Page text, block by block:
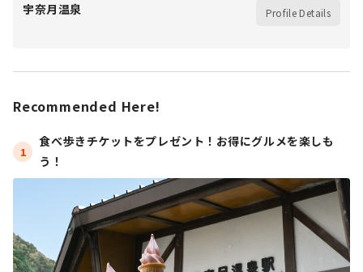
宇奈月温泉 Profile Details
Recommended Here!
1
食べ歩きチケットをプレゼント！お得にグルメを楽しも
う！